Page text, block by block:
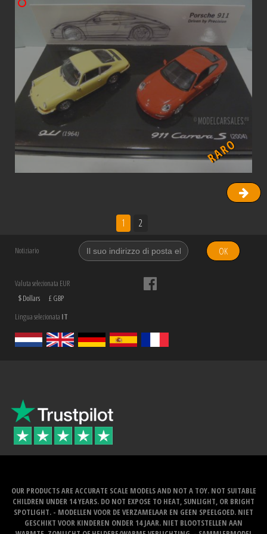
RARO
1 2
Notiziario OK
Valuta selezionata EUR
$ Dollars
£ GBP
Lingua selezionata IT
OUR PRODUCTS ARE ACCURATE SCALE MODELS AND NOT A TOY. NOT SUITABLE
CHILDREN UNDER 14 YEARS. DO NOT EXPOSE TO HEAT, SUNLIGHT, OR BRIGHT
SPOTLIGHT. - MODELLEN VOOR DE VERZAMELAAR EN GEEN SPEELGOED. NIET
GESCHIKT VOOR KINDEREN ONDER 14 JAAR. NIET BLOOTSTELLEN AAN